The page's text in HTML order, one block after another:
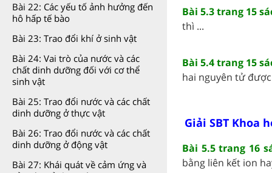
Bài 22: Các yếu tố ảnh hưởng đến
hô hấp tế bào
Bài 23: Trao đổi khí ở sinh vật
Bài 24: Vai trò của nước và các
chất dinh dưỡng đối với cơ thể
sinh vật
Bài 25: Trao đổi nước và các chất
dinh dưỡng ở thực vật
Bài 26: Trao đổi nước và các chất
dinh dưỡng ở động vật
Bài 27: Khái quát về cảm ứng và
Bài 5.3 trang 15
thì ...
Bài 5.4 trang 15
hai nguyên tử
Giải SBT Khoa
Bài 5.5 trang 16
bằng liên kết ion